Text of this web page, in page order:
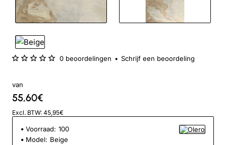
0 beoordelingen • Schrijf een beoordeling
van
55,60€
Excl. BTW: 45,95€
Voorraad: 100
Model: Beige